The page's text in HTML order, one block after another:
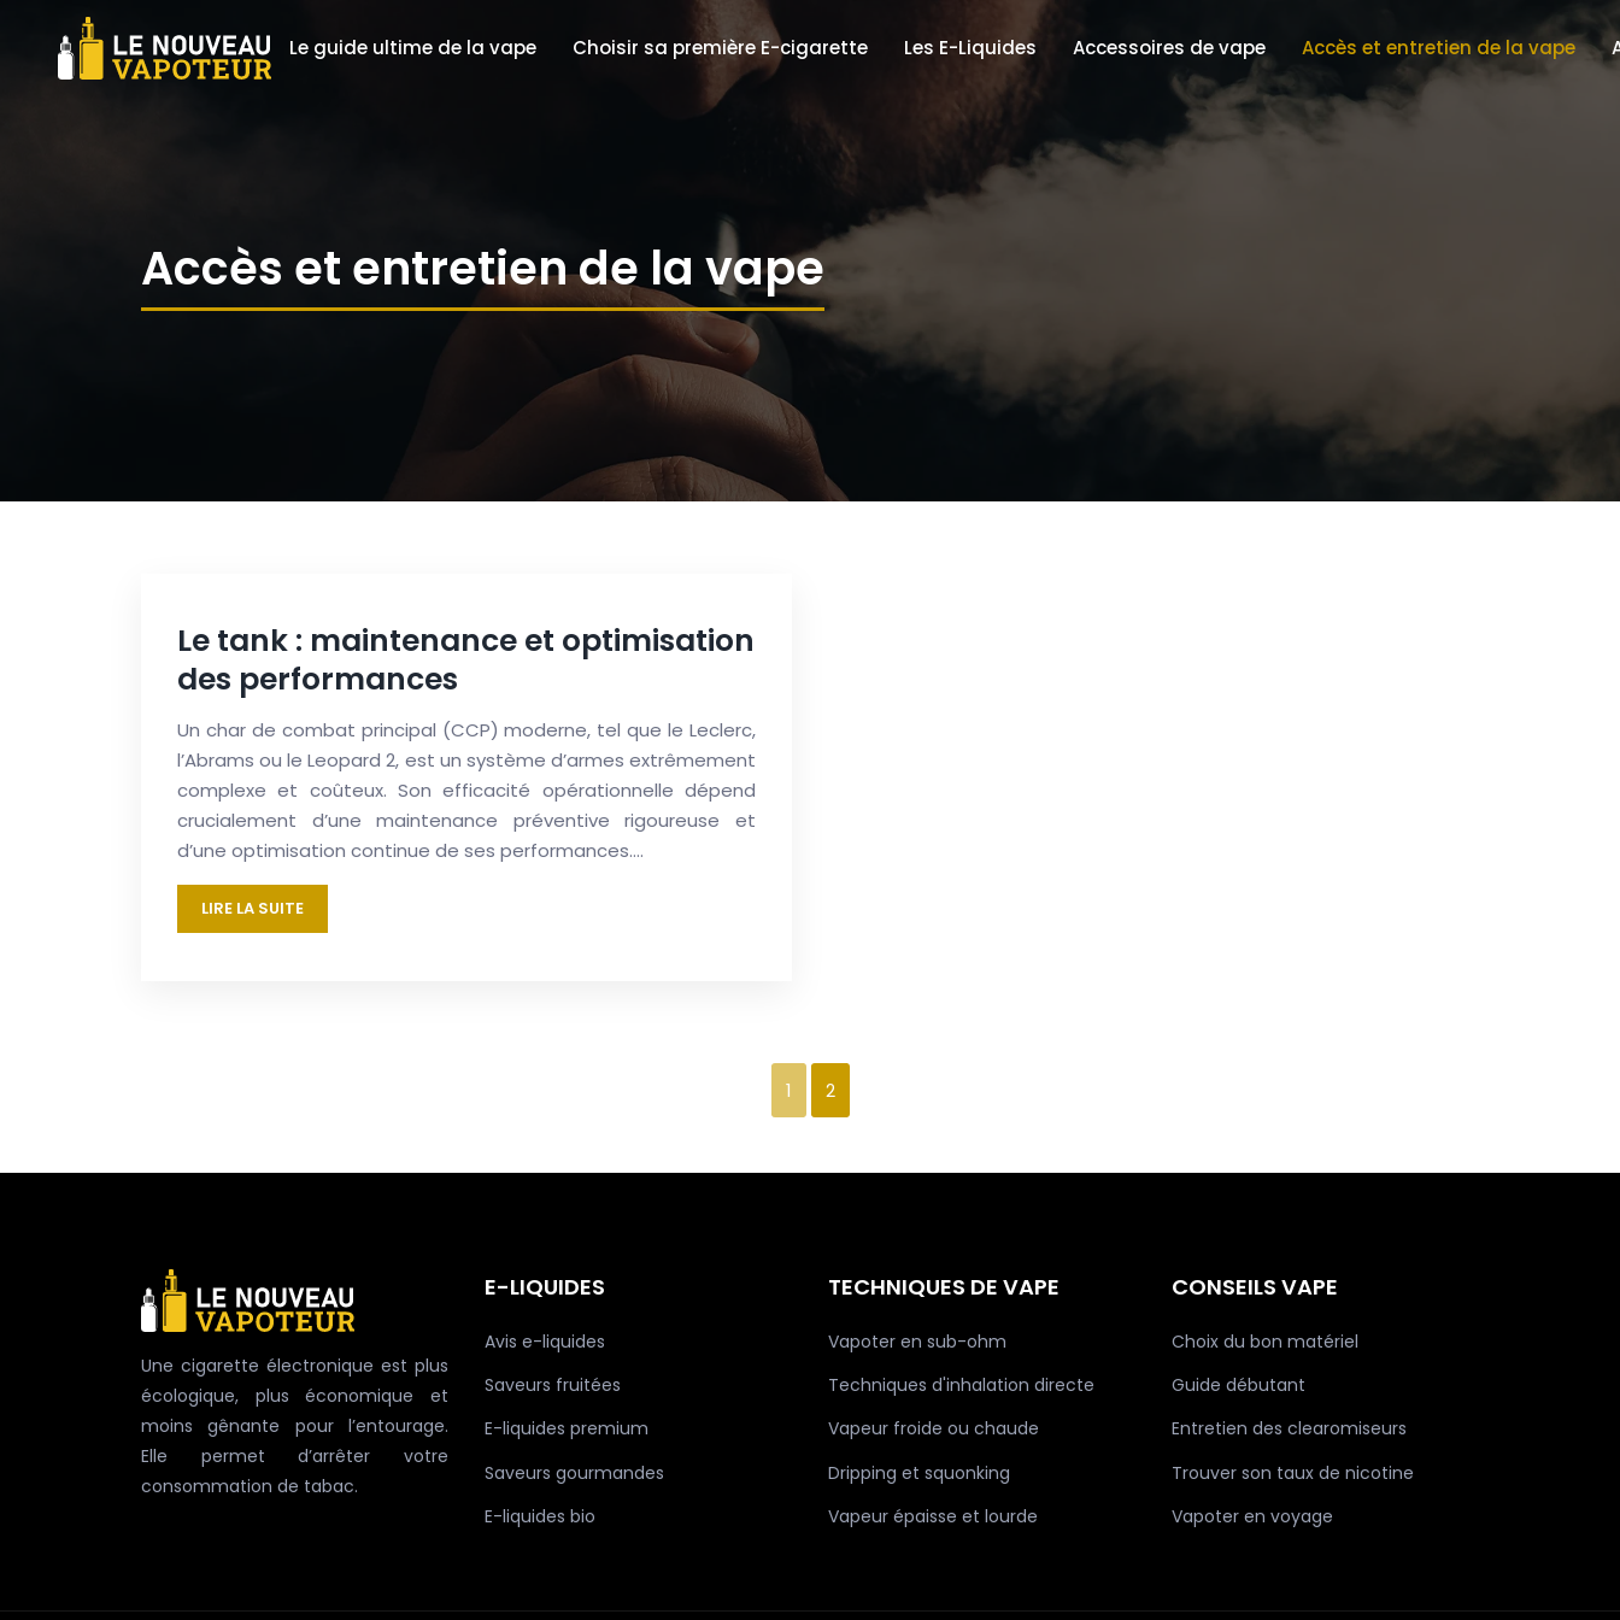
Le guide ultime de la vape Choisir sa première E-cigarette Les E-Liquides Accessoires de vape Accès et entretien de la vape
Accès et entretien de la vape
Le tank : maintenance et optimisation
des performances
Un char de combat principal (CCP) moderne, tel que le Leclerc,
l’Abrams ou le Leopard 2, est un système d’armes extrêmement
complexe et coûteux. Son efficacité opérationnelle dépend
crucialement d’une maintenance préventive rigoureuse et
d’une optimisation continue de ses performances….
LIRE LA SUITE
1 2
Une cigarette électronique est plus
écologique, plus économique et
moins gênante pour l’entourage.
Elle permet d’arrêter votre
consommation de tabac.
E-LIQUIDES
Avis e-liquides
Saveurs fruitées
E-liquides premium
Saveurs gourmandes
E-liquides bio
TECHNIQUES DE VAPE
Vapoter en sub-ohm
Techniques d'inhalation directe
Vapeur froide ou chaude
Dripping et squonking
Vapeur épaisse et lourde
CONSEILS VAPE
Choix du bon matériel
Guide débutant
Entretien des clearomiseurs
Trouver son taux de nicotine
Vapoter en voyage